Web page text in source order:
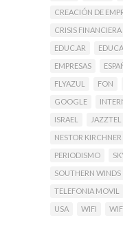
CREACIÓN DE
CRISIS FINANCIERA
EDUC.AR
EMPRESAS
FLYAZUL
FON
GOOGLE
ISRAEL
JAZZTEL
NESTOR KIRCHNER
PERIODISMO
SOUTHERN WINDS
TELEFONIA MOVIL
USA
WIFI